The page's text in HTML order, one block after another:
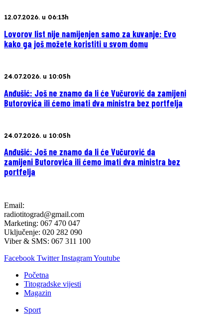
12.07.2026. u 06:13h
Lovorov list nije namijenjen samo za kuvanje: Evo
kako ga još možete koristiti u svom domu
24.07.2026. u 10:05h
Anđušić: Još ne znamo da li će Vučurović da zamijeni
Butorovića ili ćemo imati dva ministra bez portfelja
24.07.2026. u 10:05h
Anđušić: Još ne znamo da li će Vučurović da
zamijeni Butorovića ili ćemo imati dva ministra bez
portfelja
Email:
radiotitograd@gmail.com
Marketing: 067 470 047
Uključenje: 020 282 090
Viber & SMS: 067 311 100
Facebook Twitter InstagramYoutube
Početna
Titogradske vijesti
Magazin
Sport